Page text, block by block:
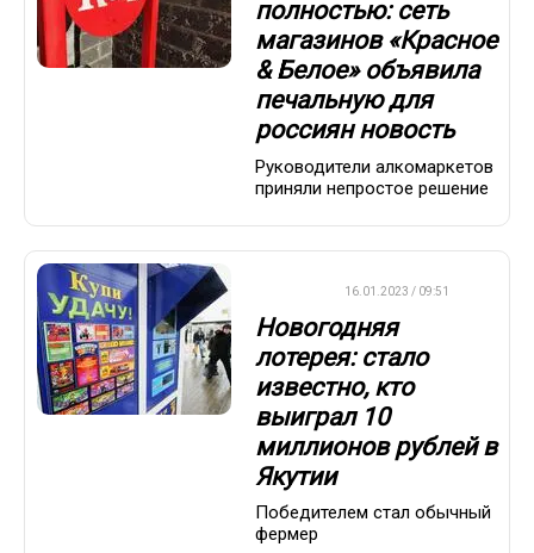
полностью: сеть
магазинов «Красное
& Белое» объявила
печальную для
россиян новость
Руководители алкомаркетов
приняли непростое решение
16.01.2023 / 09:51
Новогодняя
лотерея: стало
известно, кто
выиграл 10
миллионов рублей в
Якутии
Победителем стал обычный
фермер